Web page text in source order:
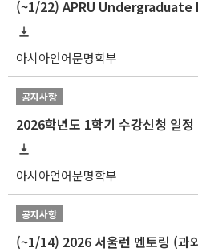
아시아언어문명학부
공지사항
2026학년도 1학기 수강신청 일정
아시아언어문명학부
공지사항
(~1/14) 2026 서울런 멘토링 (과